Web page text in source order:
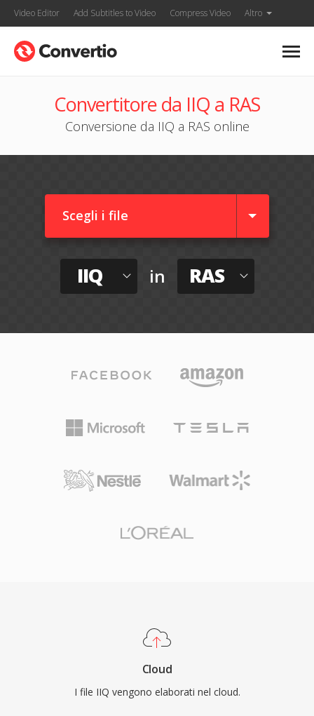
Video Editor Add Subtitles to Video Compress Video Altro
Convertitore da IIQ a RAS
Conversione da IIQ a RAS online
Scegli i file
IIQ in RAS
Cloud
I file IIQ vengono elaborati nel cloud.